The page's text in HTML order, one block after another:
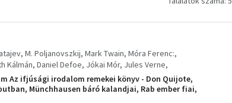
M. Poljanovszkij Mark Twain Móra Ferenc:
Kálmán Daniel Defoe Jókai Mór Jules Verne
V. A. Kaverin Gárdonyi Géza: Miguel de Cervantes
Az ifjúsági irodalom remekei könyv - Don Quijote,
Münchhausen báró kalandjai, Rab ember fiai,